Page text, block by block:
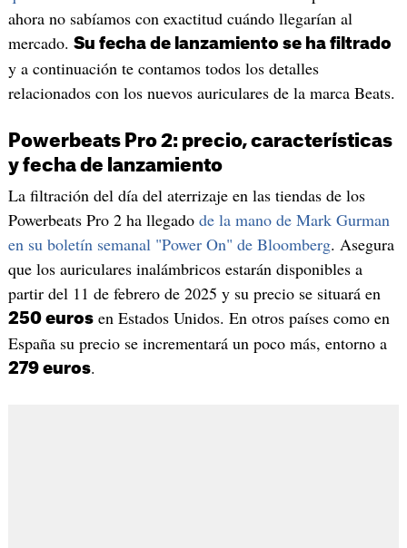
ahora no sabíamos con exactitud cuándo llegarían al
mercado. Su fecha de lanzamiento se ha filtrado
y a continuación te contamos todos los detalles
relacionados con los nuevos auriculares de la marca Beats.
Powerbeats Pro 2: precio, características
y fecha de lanzamiento
La filtración del día del aterrizaje en las tiendas de los
Powerbeats Pro 2 ha llegado de la mano de Mark Gurman
en su boletín semanal "Power On" de Bloomberg. Asegura
que los auriculares inalámbricos estarán disponibles a
partir del 11 de febrero de 2025 y su precio se situará en
250 eurosen Estados Unidos. En otros países como en
España su precio se incrementará un poco más, entorno a
279 euros.